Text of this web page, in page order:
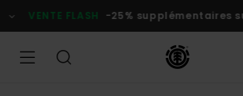
l'information
VENTE FLASH -25% supplémentaires